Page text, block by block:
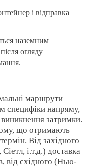
і відправка
наземним
огляду
маршрути
специфіки напряму,
затримки.
що отримають
Від західного
і.т.д.) доставка
від східного (Нью-